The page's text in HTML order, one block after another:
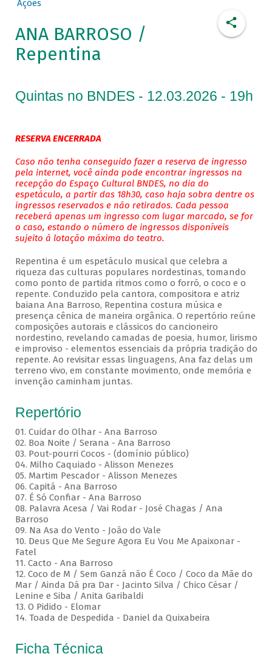
Ações
ANA BARROSO /
Repentina
Quintas no BNDES - 12.03.2026 - 19h
RESERVA ENCERRADA
Caso não tenha conseguido fazer a reserva de ingresso
pela internet, você ainda pode encontrar ingressos na
recepção do Espaço Cultural BNDES, no dia do
espetáculo, a partir das 18h30, caso haja sobra dentre os
ingressos reservados e não retirados. Cada pessoa
receberá apenas um ingresso com lugar marcado, se for
o caso, estando o número de ingressos disponíveis
sujeito à lotação máxima do teatro.
Repentina é um espetáculo musical que celebra a
riqueza das culturas populares nordestinas, tomando
como ponto de partida ritmos como o forró, o coco e o
repente. Conduzido pela cantora, compositora e atriz
baiana Ana Barroso, Repentina costura música e
presença cênica de maneira orgânica. O repertório reúne
composições autorais e clássicos do cancioneiro
nordestino, revelando camadas de poesia, humor, lirismo
e improviso - elementos essenciais da própria tradição do
repente. Ao revisitar essas linguagens, Ana faz delas um
terreno vivo, em constante movimento, onde memória e
invenção caminham juntas.
Repertório
01. Cuidar do Olhar - Ana Barroso
02. Boa Noite / Serana - Ana Barroso
03. Pout-pourri Cocos - (domínio público)
04. Milho Caquiado - Alisson Menezes
05. Martim Pescador - Alisson Menezes
06. Capitá - Ana Barroso
07. É Só Confiar - Ana Barroso
08. Palavra Acesa / Vai Rodar - José Chagas / Ana
Barroso
09. Na Asa do Vento - João do Vale
10. Deus Que Me Segure Agora Eu Vou Me Apaixonar -
Fatel
11. Cacto - Ana Barroso
12. Coco de M / Sem Ganzá não É Coco / Coco da Mãe do
Mar / Ainda Dá pra Dar - Jacinto Silva / Chico César /
Lenine e Siba / Anita Garibaldi
13. O Pidido - Elomar
14. Toada de Despedida - Daniel da Quixabeira
Ficha Técnica